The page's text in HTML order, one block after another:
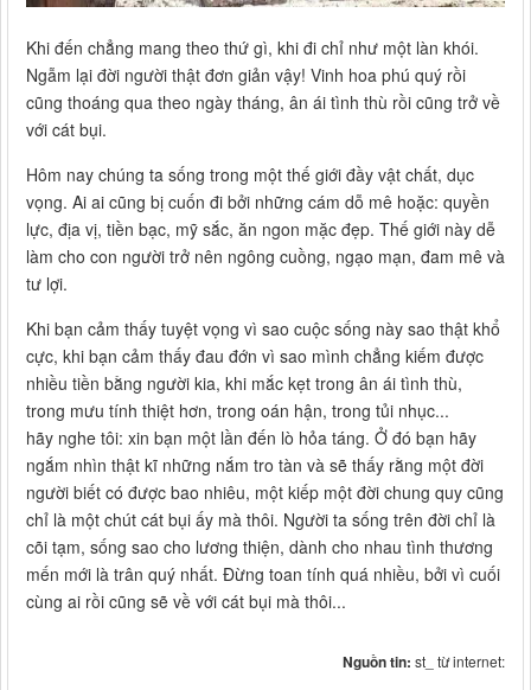
Khi đến chẳng mang theo thứ gì, khi đi chỉ như một làn khói.
Ngẫm lại đời người thật đơn giản vậy! Vinh hoa phú quý rồi
cũng thoáng qua theo ngày tháng, ân ái tình thù rồi cũng trở về
với cát bụi.
Hôm nay chúng ta sống trong một thế giới đầy vật chất, dục
vọng. Ai ai cũng bị cuốn đi bởi những cám dỗ mê hoặc: quyền
lực, địa vị, tiền bạc, mỹ sắc, ăn ngon mặc đẹp. Thế giới này dễ
làm cho con người trở nên ngông cuồng, ngạo mạn, đam mê và
tư lợi.
Khi bạn cảm thấy tuyệt vọng vì sao cuộc sống này sao thật khổ
cực, khi bạn cảm thấy đau đớn vì sao mình chẳng kiếm được
nhiều tiền bằng người kia, khi mắc kẹt trong ân ái tình thù,
trong mưu tính thiệt hơn, trong oán hận, trong tủi nhục...
hãy nghe tôi: xin bạn một lần đến lò hỏa táng. Ở đó bạn hãy
ngắm nhìn thật kĩ những nắm tro tàn và sẽ thấy rằng một đời
người biết có được bao nhiêu, một kiếp một đời chung quy cũng
chỉ là một chút cát bụi ấy mà thôi. Người ta sống trên đời chỉ là
cõi tạm, sống sao cho lương thiện, dành cho nhau tình thương
mến mới là trân quý nhất. Đừng toan tính quá nhiều, bởi vì cuối
cùng ai rồi cũng sẽ về với cát bụi mà thôi...
Nguồn tin: st_ từ internet: